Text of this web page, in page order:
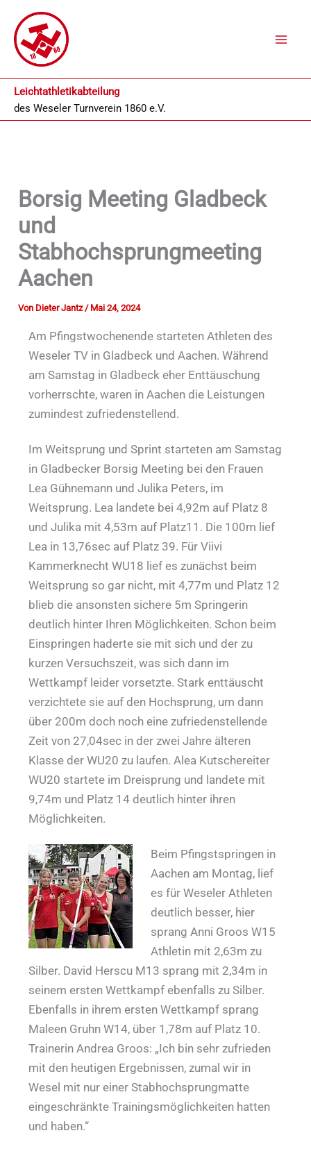
Inhalt
springen
Leichtathletikabteilung
des Weseler Turnverein 1860 e.V.
Borsig Meeting Gladbeck
und
Stabhochsprungmeeting
Aachen
Von Dieter Jantz / Mai 24, 2024
Am Pfingstwochenende starteten Athleten des
Weseler TV in Gladbeck und Aachen. Während
am Samstag in Gladbeck eher Enttäuschung
vorherrschte, waren in Aachen die Leistungen
zumindest zufriedenstellend.
Im Weitsprung und Sprint starteten am Samstag
in Gladbecker Borsig Meeting bei den Frauen
Lea Gühnemann und Julika Peters, im
Weitsprung. Lea landete bei 4,92m auf Platz 8
und Julika mit 4,53m auf Platz11. Die 100m lief
Lea in 13,76sec auf Platz 39. Für Viivi
Kammerknecht WU18 lief es zunächst beim
Weitsprung so gar nicht, mit 4,77m und Platz 12
blieb die ansonsten sichere 5m Springerin
deutlich hinter Ihren Möglichkeiten. Schon beim
Einspringen haderte sie mit sich und der zu
kurzen Versuchszeit, was sich dann im
Wettkampf leider vorsetzte. Stark enttäuscht
verzichtete sie auf den Hochsprung, um dann
über 200m doch noch eine zufriedenstellende
Zeit von 27,04sec in der zwei Jahre älteren
Klasse der WU20 zu laufen. Alea Kutschereiter
WU20 startete im Dreisprung und landete mit
9,74m und Platz 14 deutlich hinter ihren
Möglichkeiten.
Beim Pfingstspringen in
Aachen am Montag, lief
es für Weseler Athleten
deutlich besser, hier
sprang Anni Groos W15
Athletin mit 2,63m zu
Silber. David Herscu M13 sprang mit 2,34m in
seinem ersten Wettkampf ebenfalls zu Silber.
Ebenfalls in ihrem ersten Wettkampf sprang
Maleen Gruhn W14, über 1,78m auf Platz 10.
Trainerin Andrea Groos: „Ich bin sehr zufrieden
mit den heutigen Ergebnissen, zumal wir in
Wesel mit nur einer Stabhochsprungmatte
eingeschränkte Trainingsmöglichkeiten hatten
und haben.“